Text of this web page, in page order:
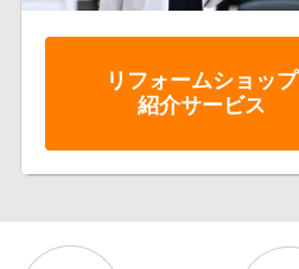
リフォームショップ
紹介サービス